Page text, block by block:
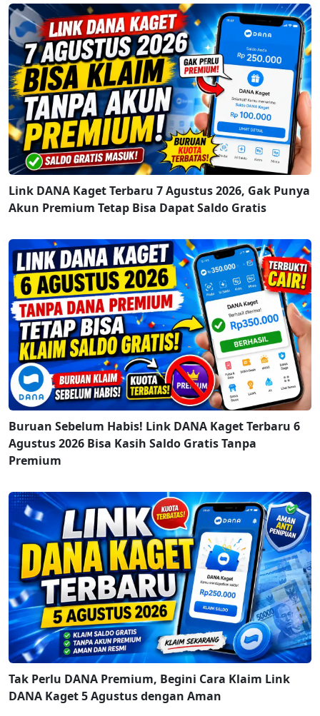
Link DANA Kaget Terbaru 7 Agustus 2026, Gak Punya
Akun Premium Tetap Bisa Dapat Saldo Gratis
Buruan Sebelum Habis! Link DANA Kaget Terbaru 6
Agustus 2026 Bisa Kasih Saldo Gratis Tanpa
Premium
Tak Perlu DANA Premium, Begini Cara Klaim Link
DANA Kaget 5 Agustus dengan Aman